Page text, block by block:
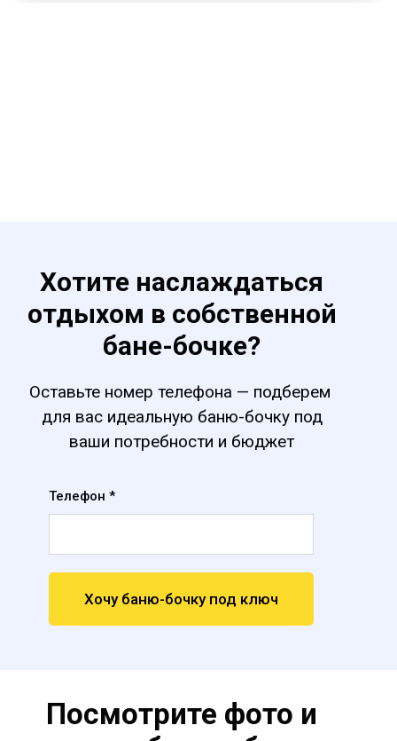
Телефон *
Хочу баню-бочку под ключ
Оставьте номер телефона — подберем
для вас идеальную баню-бочку под
ваши потребности и бюджет
Хотите наслаждаться
отдыхом в собственной
бане-бочке?
Посмотрите фото и